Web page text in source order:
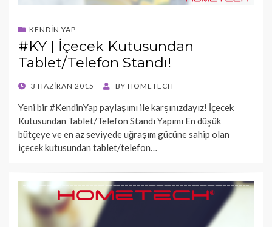
KENDIN YAP
#KY | İçecek Kutusundan
Tablet/Telefon Standı!
POSTED
3 HAZIRAN 2015 BY HOMETECH
Yeni bir #KendinYap paylaşımı ile karşınızdayız! İçecek
Kutusundan Tablet/Telefon Standı Yapımı En düşük
bütçeye ve en az seviyede uğraşım gücüne sahip olan
içecek kutusundan tablet/telefon…